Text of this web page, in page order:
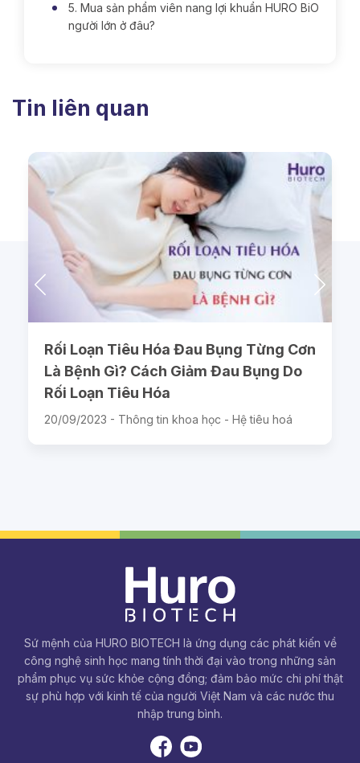
5. Mua sản phẩm viên nang lợi khuẩn HURO BiO
người lớn ở đâu?
Tin liên quan
Rối Loạn Tiêu Hóa Đau Bụng Từng Cơn
Là Bệnh Gì? Cách Giảm Đau Bụng Do
Rối Loạn Tiêu Hóa
20/09/2023 - Thông tin khoa học - Hệ tiêu hoá
Sứ mệnh của HURO BIOTECH là ứng dụng các phát kiến về
công nghệ sinh học mang tính thời đại vào trong những sản
phẩm phục vụ sức khỏe cộng đồng; đảm bảo mức chi phí thật
sự phù hợp với kinh tế của người Việt Nam và các nước thu
nhập trung bình.